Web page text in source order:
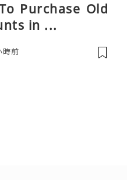
Purchase Old
in ...
時前